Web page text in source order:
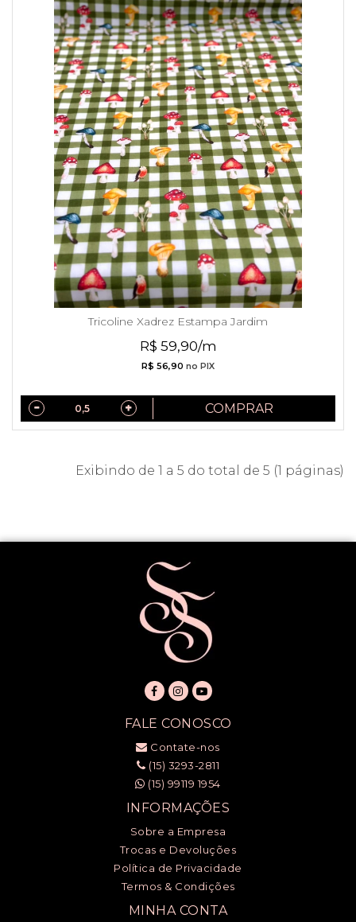
Tricoline Xadrez Estampa Jardim
R$ 59,90/m
R$ 56,90 no PIX
COMPRAR
Exibindo de 1 a 5 do total de 5 (1 páginas)
FALE CONOSCO
Contate-nos
(15) 3293-2811
(15) 99119 1954
INFORMAÇÕES
Sobre a Empresa
Trocas e Devoluções
Política de Privacidade
Termos & Condições
MINHA CONTA